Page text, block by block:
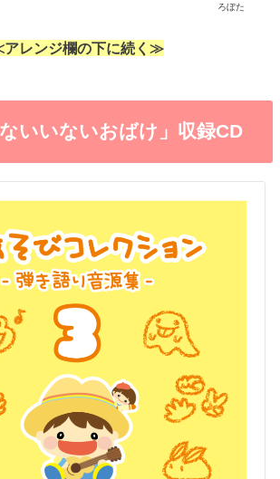
ろぼた
レンジ欄の下に続く≫
いいないおばけ」収録CD